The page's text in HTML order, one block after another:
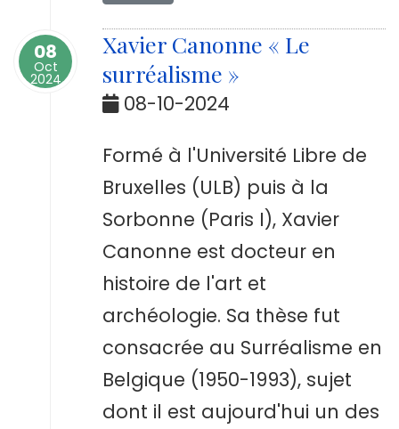
08
Oct
2024
Xavier Canonne « Le
surréalisme »
08-10-2024
Formé à l'Université Libre de
Bruxelles (ULB) puis à la
Sorbonne (Paris I), Xavier
Canonne est docteur en
histoire de l'art et
archéologie. Sa thèse fut
consacrée au Surréalisme en
Belgique (1950-1993), sujet
dont il est aujourd'hui un des